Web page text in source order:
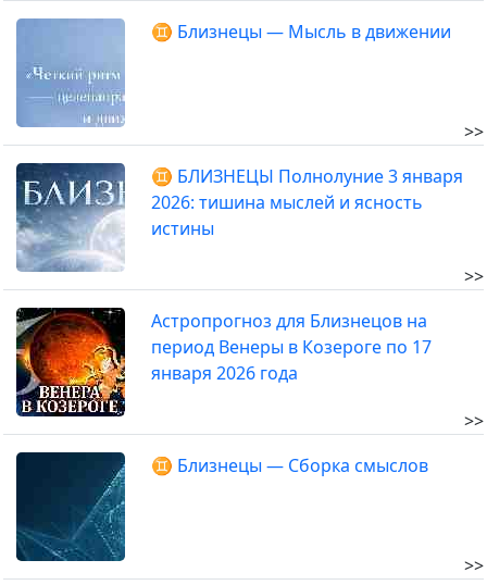
♊ Близнецы — Мысль в движении
>>
♊ БЛИЗНЕЦЫ Полнолуние 3 января
2026: тишина мыслей и ясность
истины
>>
Астропрогноз для Близнецов на
период Венеры в Козероге по 17
января 2026 года
>>
♊ Близнецы — Сборка смыслов
>>